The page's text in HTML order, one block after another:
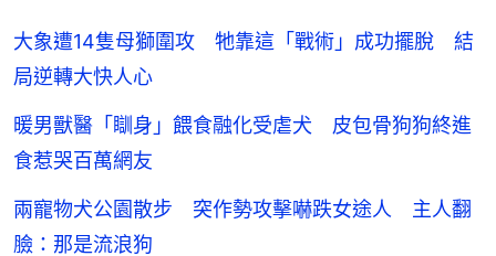
大象遭14隻母獅圍攻 牠靠這「戰術」成功擺脫 結
局逆轉大快人心
暖男獸醫「瞓身」餵食融化受虐犬 皮包骨狗狗終進
食惹哭百萬網友
兩寵物犬公園散步 突作勢攻擊嚇跌女途人 主人翻
臉：那是流浪狗